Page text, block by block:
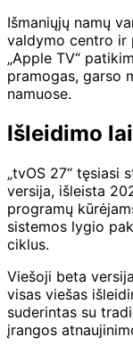
Išmaniųjų namų
valdymo centro ir
„Apple TV“
pramogas, garso
namuose.
Išleidimo
„tvOS 27“ tęsiasi
versija, išleista
programų
sistemos lygio
ciklus.
Viešoji beta
visas viešas
suderintas su
įrangos